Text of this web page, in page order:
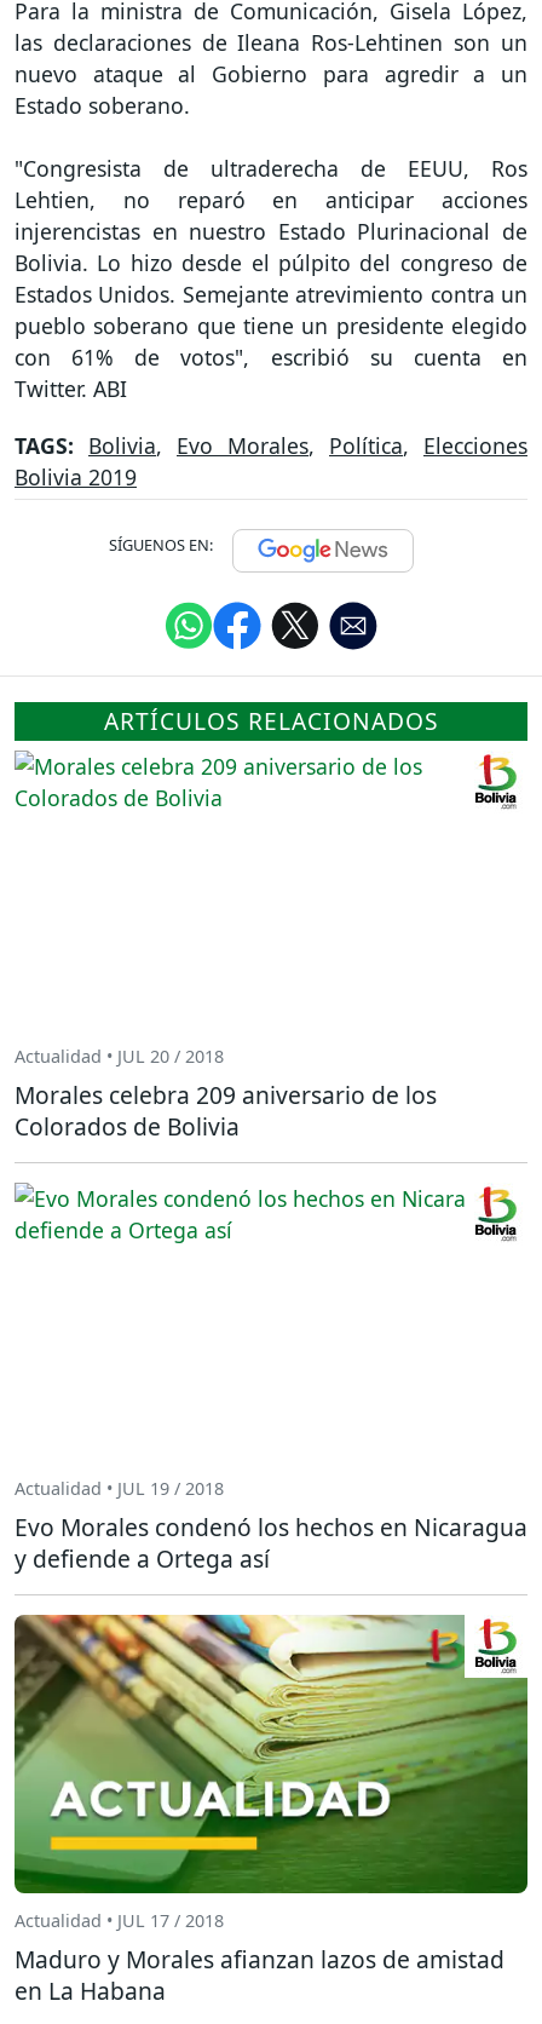
Para la ministra de Comunicación, Gisela López,
las declaraciones de Ileana Ros-Lehtinen son un
nuevo ataque al Gobierno para agredir a un
Estado soberano.
"Congresista de ultraderecha de EEUU, Ros
Lehtien, no reparó en anticipar acciones
injerencistas en nuestro Estado Plurinacional de
Bolivia. Lo hizo desde el púlpito del congreso de
Estados Unidos. Semejante atrevimiento contra un
pueblo soberano que tiene un presidente elegido
con 61% de votos", escribió su cuenta en
Twitter. ABI
TAGS: Bolivia, Evo Morales, Política, Elecciones
Bolivia 2019
SÍGUENOS EN:
ARTÍCULOS RELACIONADOS
Actualidad • JUL 20 / 2018
Morales celebra 209 aniversario de los
Colorados de Bolivia
Actualidad • JUL 19 / 2018
Evo Morales condenó los hechos en Nicaragua
y defiende a Ortega así
Actualidad • JUL 17 / 2018
Maduro y Morales afianzan lazos de amistad
en La Habana